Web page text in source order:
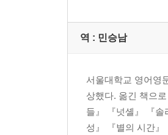
역 : 민승남
서울대학교 영어영
상했다. 옮긴 책으
들』 『넛셸』 『
성』 『별의 시간』